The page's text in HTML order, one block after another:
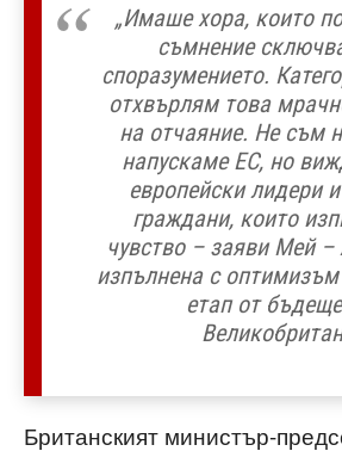
„Имаше хора, които
съмнение
споразумението.
отхвърлям това
на отчаяние. Не съм
напускаме ЕС, но
европейски лидери
граждани, които
чувство – заяви Мей
изпълнена с
етап от
Британският министър-